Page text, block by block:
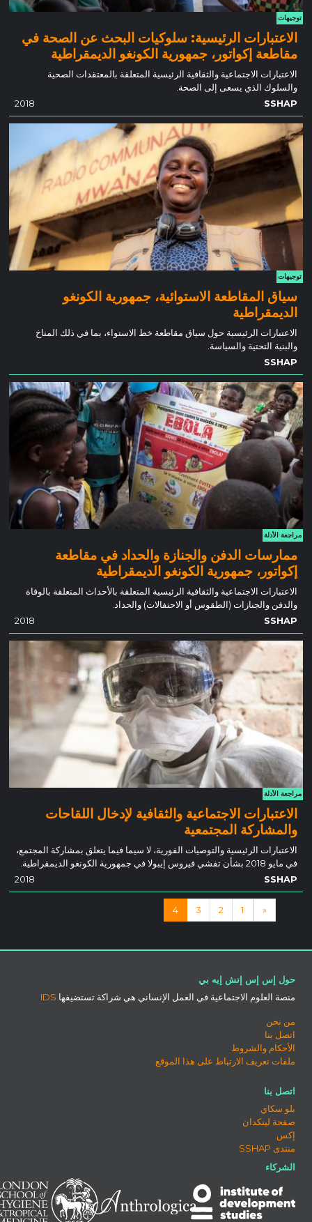
توجيهات
الاعتبارات الرئيسية: سلوكيات البحث عن الصحة في
مقاطعة إكواتور، جمهورية الكونغو الديمقراطية
الاعتبارات الاجتماعية والثقافية الرئيسية المتعلقة بالمعتقدات الصحية
والسلوك الذي يسعى إلى الصحة.
SSHAP
2018
توجيهات
سياق المقاطعة الاستوائية، جمهورية الكونغو
الديمقراطية
الاعتبارات الرئيسية حول سياق مقاطعة خط الاستواء، بما في ذلك المناخ
والبنية التحتية والسياسة.
SSHAP
مراجعة الأدلة
ممارسات الدفن والجنازة والحداد في مقاطعة
إكواتور، جمهورية الكونغو الديمقراطية
الاعتبارات الاجتماعية والثقافية الرئيسية المتعلقة بالأحداث المتعلقة بالوفاة
والدفن والجنازات (الطقوس أو الاحتفالات) والحداد.
SSHAP
2018
مراجعة الأدلة
الاعتبارات الاجتماعية والثقافية لإدخال اللقاحات
والمشاركة المجتمعية
الاعتبارات الرئيسية والتوصيات الفورية، لا سيما فيما يتعلق بمشاركة المجتمع،
في مايو 2018 بشأن تفشي فيروس إيبولا في جمهورية الكونغو الديمقراطية.
SSHAP
2018
الملاحة المشاركات
«
2
3
4
حول إس إس إتش إيه بي
منصة العلوم الاجتماعية في العمل الإنساني هي شراكة تستضيفهاIDS
من نحن
اتصل بنا
الأحكام والشروط
ملفات تعريف الارتباط على هذا الموقع
اتصل بنا
بلو سكاي
صفحة لينكدان
إكس
منتدى SSHAP
الشركاء